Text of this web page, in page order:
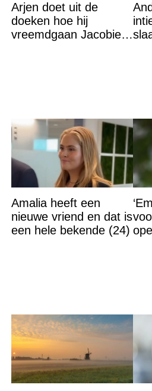
Arjen doet uit de
doeken hoe hij
vreemdgaan Jacobien
Amalia heeft een
nieuwe vriend en dat is
een hele bekende (24)